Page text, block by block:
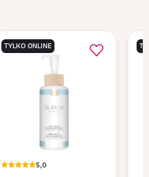
TYLKO ONLINE
5,0